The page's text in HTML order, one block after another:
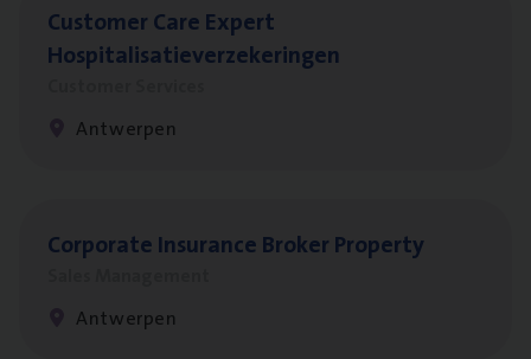
Cus­to­mer Care Expert
Hospitalisatieverzekeringen
Antwerpen
Cor­po­ra­te Insu­ran­ce Bro­ker Property
Antwerpen